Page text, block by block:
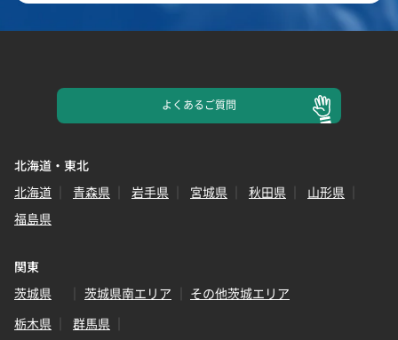
よくあるご質問
北海道・東北
北海道
青森県 岩手県 宮城県 秋田県
山形県
福島県
関東
茨城県
茨城県南エリア
その他茨城エリア
栃木県
群馬県